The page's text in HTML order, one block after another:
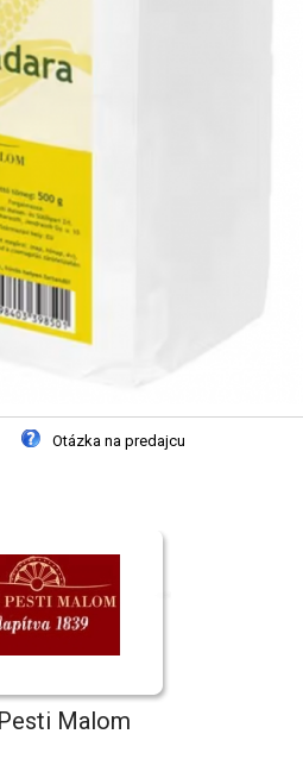
Otázka na predajcu
Malom